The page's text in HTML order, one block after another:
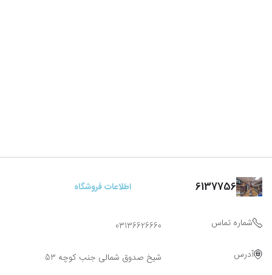
6137756 اطلاعات فروشگاه
شماره تماس 03136626660
آدرس شیخ صدوق شمالی جنب کوچه 53